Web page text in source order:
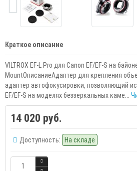
Краткое описание
VILTROX EF-L Pro для Canon EF/EF-S на
MountОписаниеАдаптер для крепления
адаптер автофокусировки, позволяющий
EF/EF-S на моделях беззеркальных каме...
14 020 руб.
Доступность: На складе